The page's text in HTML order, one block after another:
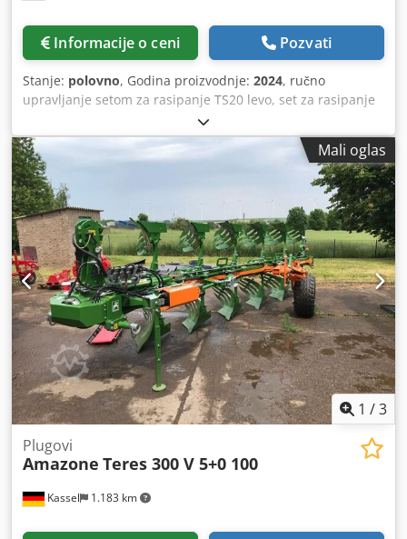
Informacije o ceni Pozvati
Stanje: polovno, Godina proizvodnje: 2024, ručno
upravljanje setom za rasipanje TS20 levo, set za rasipanje
TS20 desno / hidraulični pogon levo sa AutoTS i
FlowControl ProfiSPro, hidraulični pogon desno sa AutoTS i
FlowControl ProfiSPro, glavna ploča levo sa AutoTS / glavna
ploča desno Dsdpfx Afetrdzwoiock
Mali oglas
1 /3
Kassel 1.183 km
Plugovi
Amazone Teres 300 V 5+0 100